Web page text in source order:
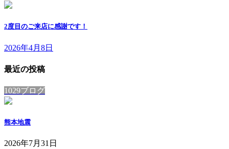
2度目のご来店に感謝です！
2026年4月8日
最近の投稿
1029ブログ
熊本地震
2026年7月31日